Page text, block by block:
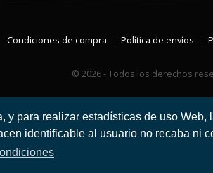
para realizar estadísticas de uso Web,
identificable al usuario no recaba ni
Condiciones de compra Política de envíos
© 2026 - Todos los derechos